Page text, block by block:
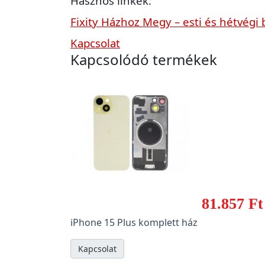
Fixity Házhoz Megy – esti és hétvégi
Kapcsolat
Kapcsolódó termékek
81.857 Ft
iPhone 15 Plus komplett ház
Kapcsolat